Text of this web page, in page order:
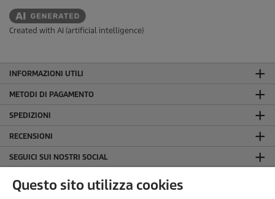
Created with AI (artificial intelligence)
INFORMAZIONI UTILI
METODI DI PAGAMENTO
SPEDIZIONI
RECENSIONI
SEGUICI SUI NOSTRI SOCIAL
LA NOSTRA AZIENDA
Questo sito utilizza cookies